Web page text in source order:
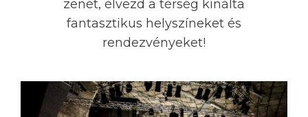
zenét, élvezd a térség kínálta
fantasztikus helyszíneket és
rendezvényeket!